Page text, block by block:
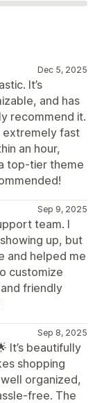
Dec 5, 2025
It’s
and has
recommend it.
extremely fast
an hour,
top-tier theme
Sep 9, 2025
team. I
up, but
and helped me
customize
friendly
Sep 8, 2025
It’s beautifully
shopping
organized,
free. The